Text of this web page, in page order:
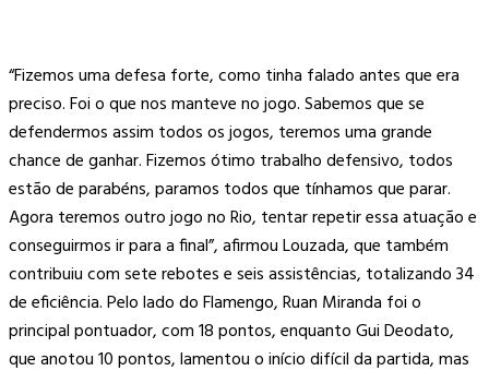
“Fizemos uma defesa forte, como tinha falado antes que era
preciso. Foi o que nos manteve no jogo. Sabemos que se
defendermos assim todos os jogos, teremos uma grande
chance de ganhar. Fizemos ótimo trabalho defensivo, todos
estão de parabéns, paramos todos que tínhamos que parar.
Agora teremos outro jogo no Rio, tentar repetir essa atuação e
conseguirmos ir para a final”, afirmou Louzada, que também
contribuiu com sete rebotes e seis assistências, totalizando 34
de eficiência. Pelo lado do Flamengo, Ruan Miranda foi o
principal pontuador, com 18 pontos, enquanto Gui Deodato,
que anotou 10 pontos, lamentou o início difícil da partida, mas